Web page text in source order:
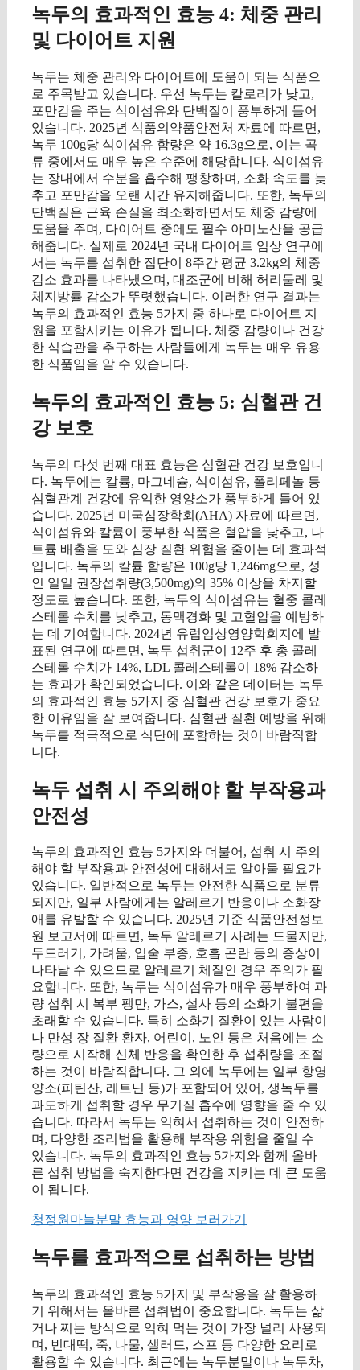
녹두의 효과적인 효능 4: 체중 관리
및 다이어트 지원
녹두는 체중 관리와 다이어트에 도움이 되는 식품으
로 주목받고 있습니다. 우선 녹두는 칼로리가 낮고,
포만감을 주는 식이섬유와 단백질이 풍부하게 들어
있습니다. 2025년 식품의약품안전처 자료에 따르면,
녹두 100g당 식이섬유 함량은 약 16.3g으로, 이는 곡
류 중에서도 매우 높은 수준에 해당합니다. 식이섬유
는 장내에서 수분을 흡수해 팽창하며, 소화 속도를 늦
추고 포만감을 오랜 시간 유지해줍니다. 또한, 녹두의
단백질은 근육 손실을 최소화하면서도 체중 감량에
도움을 주며, 다이어트 중에도 필수 아미노산을 공급
해줍니다. 실제로 2024년 국내 다이어트 임상 연구에
서는 녹두를 섭취한 집단이 8주간 평균 3.2kg의 체중
감소 효과를 나타냈으며, 대조군에 비해 허리둘레 및
체지방률 감소가 뚜렷했습니다. 이러한 연구 결과는
녹두의 효과적인 효능 5가지 중 하나로 다이어트 지
원을 포함시키는 이유가 됩니다. 체중 감량이나 건강
한 식습관을 추구하는 사람들에게 녹두는 매우 유용
한 식품임을 알 수 있습니다.
녹두의 효과적인 효능 5: 심혈관 건
강 보호
녹두의 다섯 번째 대표 효능은 심혈관 건강 보호입니
다. 녹두에는 칼륨, 마그네슘, 식이섬유, 폴리페놀 등
심혈관계 건강에 유익한 영양소가 풍부하게 들어 있
습니다. 2025년 미국심장학회(AHA) 자료에 따르면,
식이섬유와 칼륨이 풍부한 식품은 혈압을 낮추고, 나
트륨 배출을 도와 심장 질환 위험을 줄이는 데 효과적
입니다. 녹두의 칼륨 함량은 100g당 1,246mg으로, 성
인 일일 권장섭취량(3,500mg)의 35% 이상을 차지할
정도로 높습니다. 또한, 녹두의 식이섬유는 혈중 콜레
스테롤 수치를 낮추고, 동맥경화 및 고혈압을 예방하
는 데 기여합니다. 2024년 유럽임상영양학회지에 발
표된 연구에 따르면, 녹두 섭취군이 12주 후 총 콜레
스테롤 수치가 14%, LDL 콜레스테롤이 18% 감소하
는 효과가 확인되었습니다. 이와 같은 데이터는 녹두
의 효과적인 효능 5가지 중 심혈관 건강 보호가 중요
한 이유임을 잘 보여줍니다. 심혈관 질환 예방을 위해
녹두를 적극적으로 식단에 포함하는 것이 바람직합
니다.
녹두 섭취 시 주의해야 할 부작용과
안전성
녹두의 효과적인 효능 5가지와 더불어, 섭취 시 주의
해야 할 부작용과 안전성에 대해서도 알아둘 필요가
있습니다. 일반적으로 녹두는 안전한 식품으로 분류
되지만, 일부 사람에게는 알레르기 반응이나 소화장
애를 유발할 수 있습니다. 2025년 기준 식품안전정보
원 보고서에 따르면, 녹두 알레르기 사례는 드물지만,
두드러기, 가려움, 입술 부종, 호흡 곤란 등의 증상이
나타날 수 있으므로 알레르기 체질인 경우 주의가 필
요합니다. 또한, 녹두는 식이섬유가 매우 풍부하여 과
량 섭취 시 복부 팽만, 가스, 설사 등의 소화기 불편을
초래할 수 있습니다. 특히 소화기 질환이 있는 사람이
나 만성 장 질환 환자, 어린이, 노인 등은 처음에는 소
량으로 시작해 신체 반응을 확인한 후 섭취량을 조절
하는 것이 바람직합니다. 그 외에 녹두에는 일부 항영
양소(피틴산, 레트닌 등)가 포함되어 있어, 생녹두를
과도하게 섭취할 경우 무기질 흡수에 영향을 줄 수 있
습니다. 따라서 녹두는 익혀서 섭취하는 것이 안전하
며, 다양한 조리법을 활용해 부작용 위험을 줄일 수
있습니다. 녹두의 효과적인 효능 5가지와 함께 올바
른 섭취 방법을 숙지한다면 건강을 지키는 데 큰 도움
이 됩니다.
청정원마늘분말 효능과 영양 보러가기
녹두를 효과적으로 섭취하는 방법
녹두의 효과적인 효능 5가지 및 부작용을 잘 활용하
기 위해서는 올바른 섭취법이 중요합니다. 녹두는 삶
거나 찌는 방식으로 익혀 먹는 것이 가장 널리 사용되
며, 빈대떡, 죽, 나물, 샐러드, 스프 등 다양한 요리로
활용할 수 있습니다. 최근에는 녹두분말이나 녹두차,